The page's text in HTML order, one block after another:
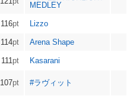
MEDLEY
116pt Lizzo
114pt Arena Shape
111 pt Kasarani
107pt #ラヴィット